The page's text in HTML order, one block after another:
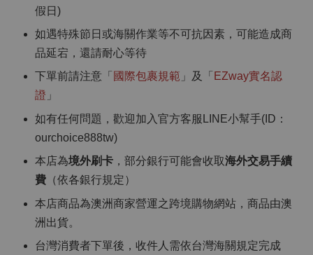
假日)
如遇特殊節日或海關作業等不可抗因素，可能造成商
品延宕，還請耐心等待
下單前請注意「 國際包裹規範 」及「 EZway實名認
證 」
如有任何問題，歡迎加入官方客服LINE小幫手(ID：
ourchoice888tw)
本店為境外刷卡 ，部分銀行可能會收取海外交易手續
費 （依各銀行規定）
本店商品為澳洲商家營運之跨境購物網站，商品由澳
洲出貨。
台灣消費者下單後，收件人需依台灣海關規定完成